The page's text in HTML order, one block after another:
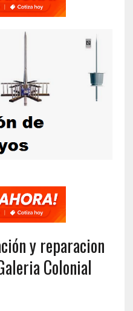
y reparacion
Colonial